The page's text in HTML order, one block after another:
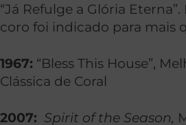
“Já Refulge a Glória
coro foi indicado para mais
1967: “Bless This House”,
Clássica de Coral
2007: Spirit of the Season,